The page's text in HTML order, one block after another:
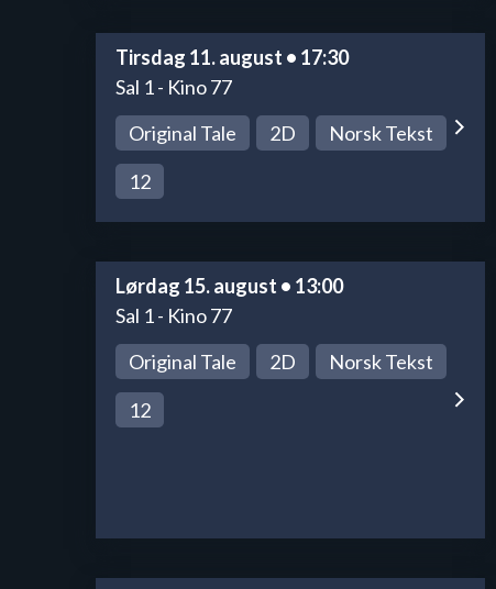
Tirsdag 11. august • 17:30
Sal 1 - Kino 77
Original Tale
2D
Norsk Tekst
12
Lørdag 15. august • 13:00
Sal 1 - Kino 77
Original Tale
2D
Norsk Tekst
12